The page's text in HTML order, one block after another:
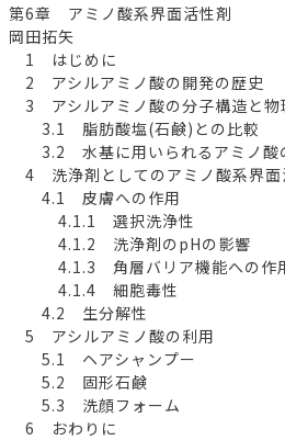
第6章 アミノ酸系界面活性剤
岡田拓矢
1 はじめに
2 アシルアミノ酸の開発の歴史
3 アシルアミノ酸の分子構造と物
3.1 脂肪酸塩(石鹸)との比較
3.2 水基に用いられるアミノ酸
4 洗浄剤としてのアミノ酸系界面
4.1 皮膚への作用
4.1.1 選択洗浄性
4.1.2 洗浄剤のpHの影響
4.1.3 角層バリア機能への作
4.1.4 細胞毒性
4.2 生分解性
5 アシルアミノ酸の利用
5.1 ヘアシャンプー
5.2 固形石鹸
5.3 洗顔フォーム
6 おわりに